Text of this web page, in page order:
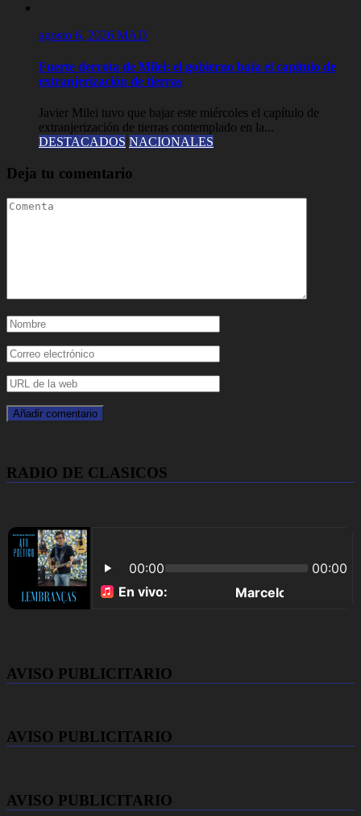
agosto 6, 2026 MAD
Fuerte derrota de Milei: el gobierno baja el capítulo de
extranjerización de tierras
Javier Milei tuvo que bajar este miércoles el capítulo de
extranjerización de tierras contemplado en la...
DESTACADOS NACIONALES
Deja tu comentario
RADIO DE CLASICOS
AVISO PUBLICITARIO
AVISO PUBLICITARIO
AVISO PUBLICITARIO